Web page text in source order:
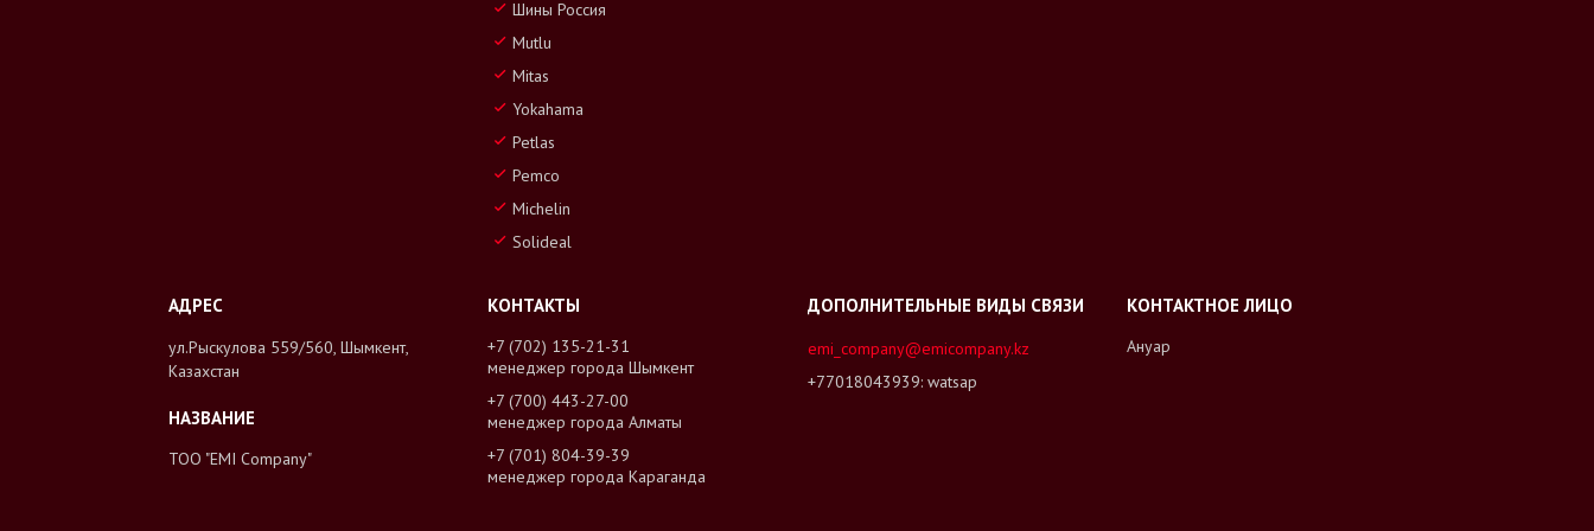
Шины Россия
Mutlu
Mitas
Yokahama
Petlas
Pemco
Michelin
Solideal
ул.Рыскулова 559/560, Шымкент,
Казахстан
ТОО "EMI Company"
+7 (702) 135-21-31
менеджер города Шымкент
+7 (700) 443-27-00
менеджер города Алматы
+7 (701) 804-39-39
менеджер города Караганда
emi_company@emicompany.kz
+77018043939 watsap
Ануар